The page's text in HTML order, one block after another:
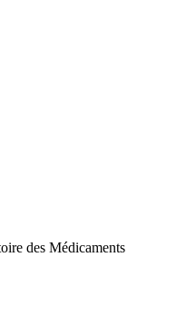
des Médicaments